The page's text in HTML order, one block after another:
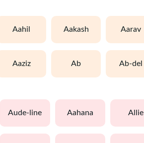
aahil aakash aarav
aaziz ab ab-del
aude-line aahana allie